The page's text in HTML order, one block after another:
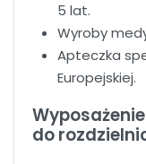
5 lat.
Wyroby
Apteczka
Europejskiej.
do